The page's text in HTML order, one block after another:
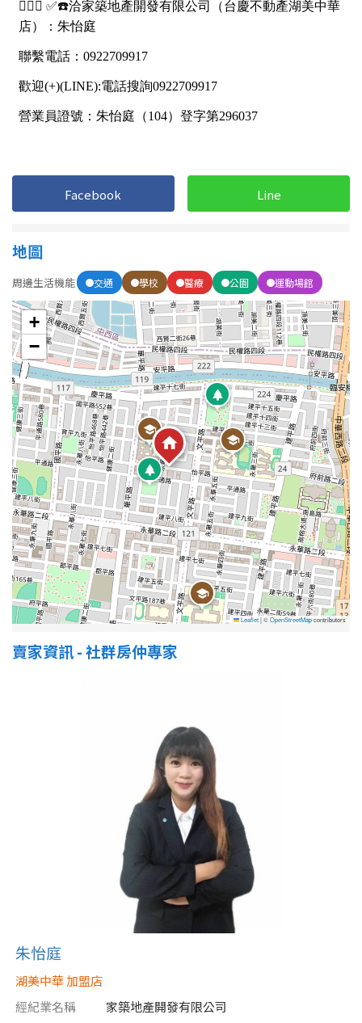
Facebook Line
地圖
周邊生活機能 交通 學校 醫療 公園 運動場館
+
−
Leaflet|©OpenStreetMapcontributors
賣家資訊 - 社群房仲專家
朱怡庭
湖美中華 加盟店
經紀業名稱
家築地產開發有限公司